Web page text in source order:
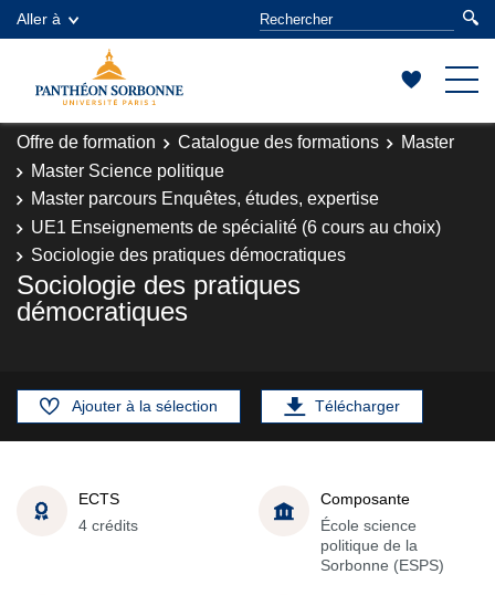
Aller à
Offre de formation Catalogue des formations
Master
Master Science politique
Master parcours Enquêtes, études, expertise
UE1 Enseignements de spécialité (6 cours au choix)
Sociologie des pratiques démocratiques
Sociologie des pratiques
démocratiques
Ajouter à la sélection Télécharger
ECTS
4 crédits
Composante
École science
politique de la
Sorbonne (ESPS)